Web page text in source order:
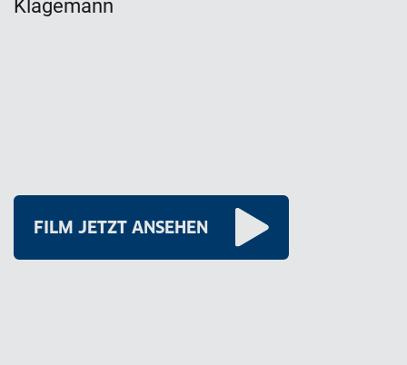
Klagemann
FILM JETZT ANSEHEN